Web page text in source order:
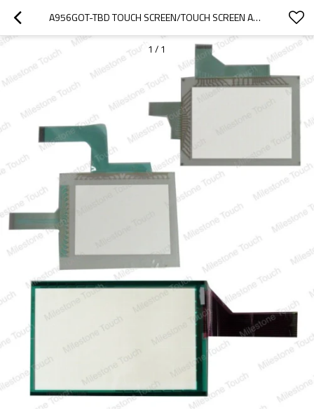
A956GOT-TBD TOUCH SCREEN/TOUCH SCREEN A956GOT-TBD
1 / 1